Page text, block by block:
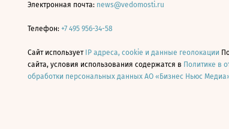
Электронная почта: news@vedomosti.ru
Телефон: +7 495 956-34-58
Сайт использует IP адреса, cookie и данные геолокации
сайта, условия использования содержатся в Политике в
обработки персональных данных АО «Бизнес Ньюс